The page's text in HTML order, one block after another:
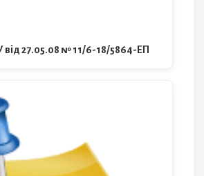
27.05.08 № 11/6-18/5864-ЕП